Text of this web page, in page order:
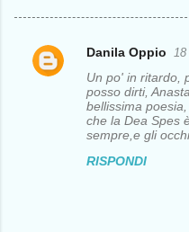
C
Danila Oppio 18
Un po' in ritardo,
posso dirti,
bellissima
che la Dea Spes
sempre,e gli
RISPONDI